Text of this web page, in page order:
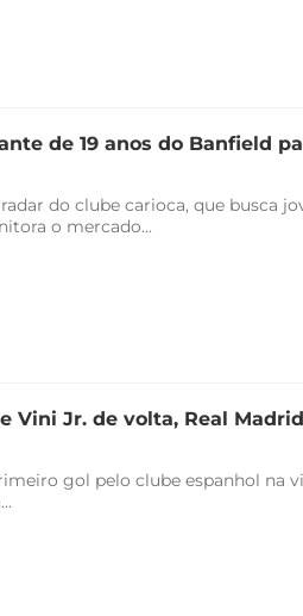
de 19 anos do Banfield
do clube carioca, que busca
o mercado...
Vini Jr. de volta, Real
gol pelo clube espanhol na